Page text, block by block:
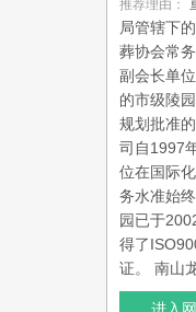
推荐理由：
局管辖下
葬协会常
副会长单
的市级陵
规划批准
司自1997
位在国际
务水准始
园已于
得了
证。 南山
进入